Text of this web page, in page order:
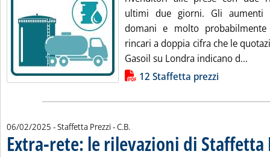
ultimi due giorni. Gli aumenti
domani e molto
rincari a doppia cifra che le
Gasoil su Londra indicano d...
Lista allegati PDF alla notizia12 Staffetta prezzi
06/02/2025 - Staffetta Prezzi -di:
C.B.
Extra-rete: le rilevazioni di Staffetta